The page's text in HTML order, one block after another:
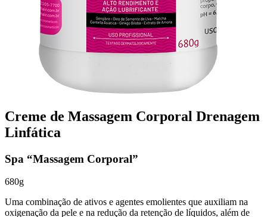
Creme de Massagem Corporal Drenagem
Linfática
Spa “Massagem Corporal”
680g
Uma combinação de ativos e agentes emolientes que auxiliam na
oxigenação da pele e na redução da retenção de líquidos, além de